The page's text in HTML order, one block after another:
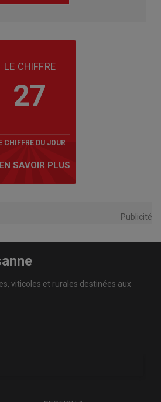
LE CHIFFRE
27
CHIFFRE DU JOUR
EN SAVOIR PLUS
Publicité
viticoles et rurales destinées aux